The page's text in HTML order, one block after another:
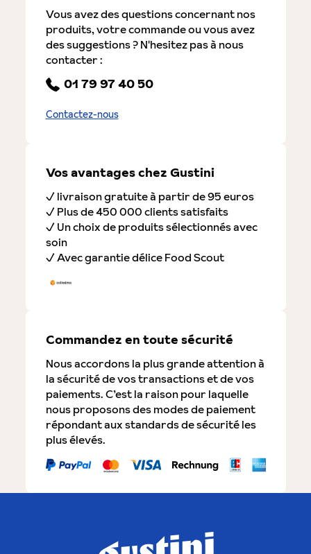
Vous avez des questions concernant nos
produits, votre commande ou vous avez
des suggestions ? N'hesitez pas à nous
contacter :
01 79 97 40 50
Contactez-nous
Vos avantages chez Gustini
✓ livraison gratuite à partir de 95 euros
✓ Plus de 450 000 clients satisfaits
✓ Un choix de produits sélectionnés avec
soin
✓ Avec garantie délice Food Scout
Commandez en toute sécurité
Nous accordons la plus grande attention à
la sécurité de vos transactions et de vos
paiements. C’est la raison pour laquelle
nous proposons des modes de paiement
répondant aux standards de sécurité les
plus élevés.